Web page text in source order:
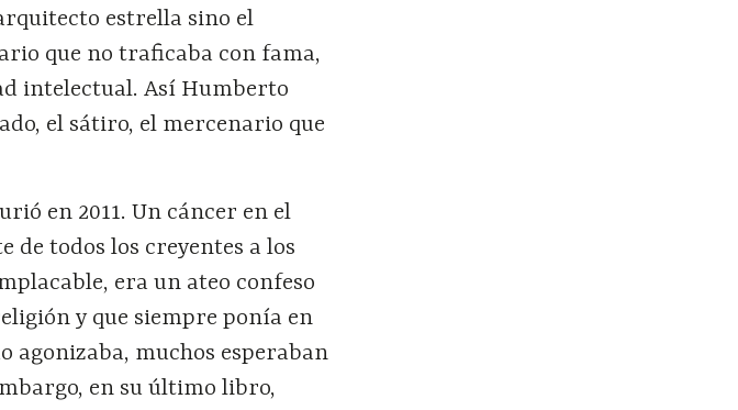
estrella sino el
que no traficaba con fama,
intelectual. Así Humberto
el sátiro, el mercenario que
en 2011. Un cáncer en el
de todos los creyentes a los
era un ateo confeso
y que siempre ponía en
agonizaba, muchos esperaban
en su último libro,